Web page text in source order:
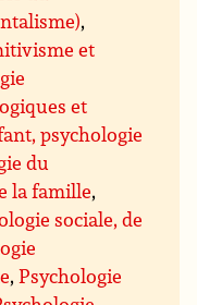
,
et
et
psychologie
du
la famille,
sociale, de
,Psychologie